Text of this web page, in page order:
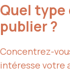
Quel
publier ?
Concentrez-
intéresse votre